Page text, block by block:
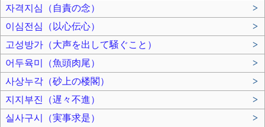
자격지심（自責の念）
>
이심전심（以心伝心）
>
고성방가（大声を出して騒ぐこと）
>
어두육미（魚頭肉尾）
>
사상누각（砂上の楼閣）
>
지지부진（遅々不進）
>
실사구시（実事求是）
>